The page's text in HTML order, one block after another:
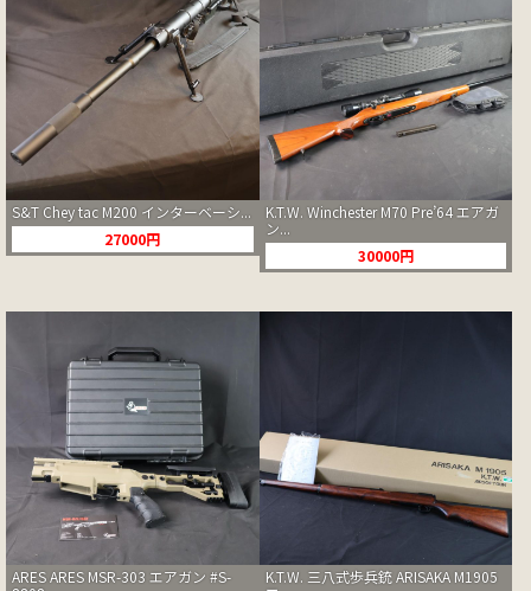
S&T Chey tac M200 インターベーシ...
27000円
K.T.W. Winchester M70 Pre’64 エアガ
ン...
30000円
ARES ARES MSR-303 エアガン #S-
K.T.W. 三八式歩兵銃 ARISAKA M1905